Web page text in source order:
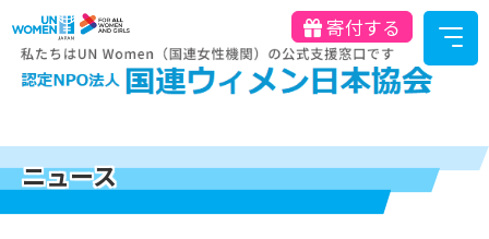
寄付する
ニュース